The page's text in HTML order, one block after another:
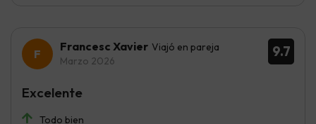
9.7
Francesc Xavier Viajó en pareja
Marzo 2026
Todo bien
Excelente